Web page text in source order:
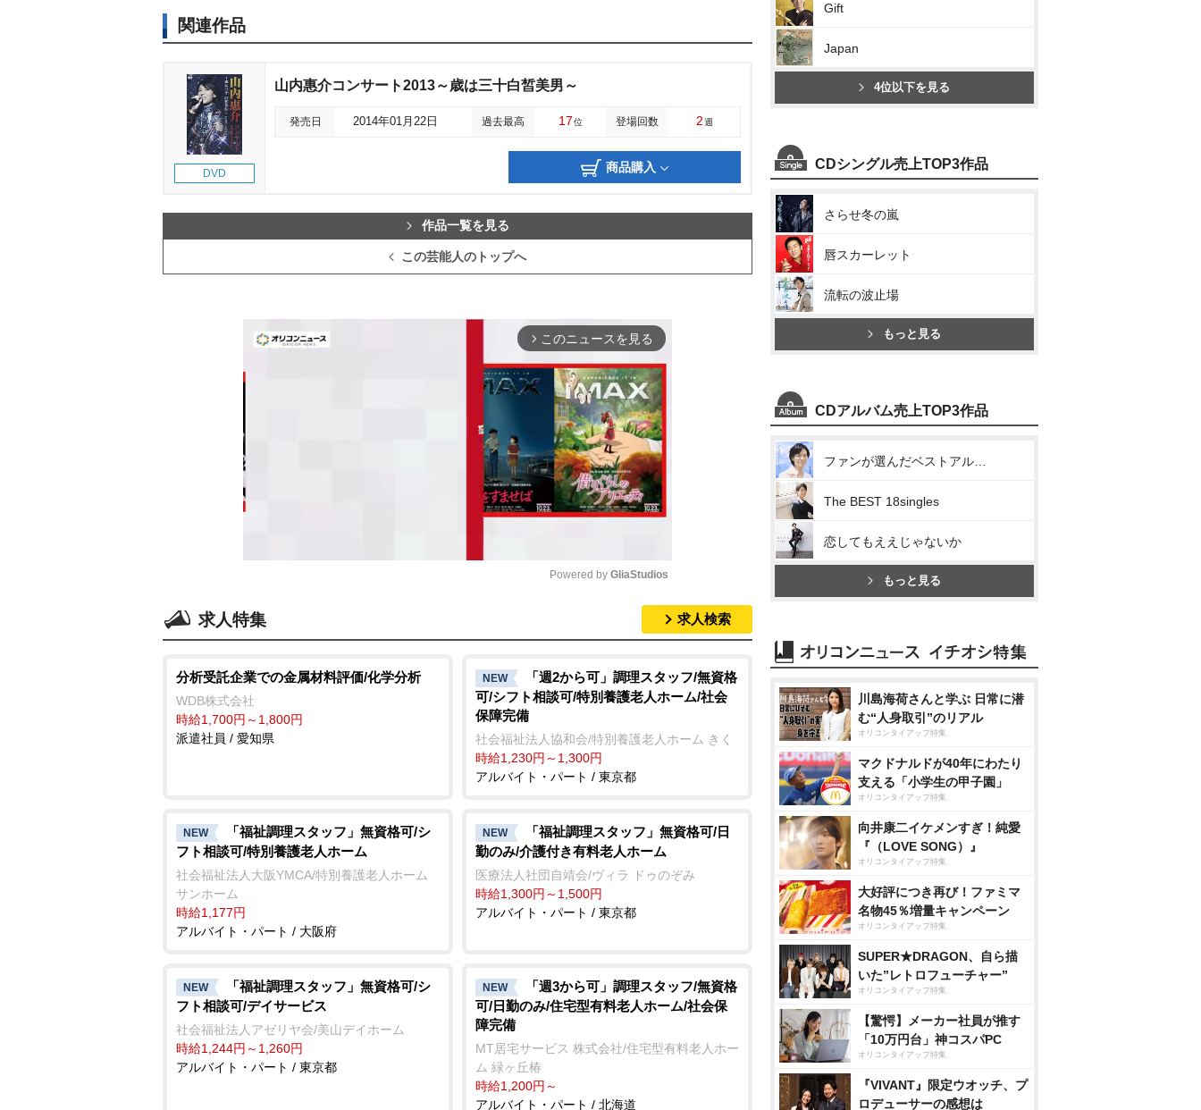
関連作品
DVD
山内惠介コンサート2013～歳は三十白皙美男～
発売日 2014年01月22日 過去最高 17位 登場回数 2週
商品購入
作品一覧を見る
この芸能人のトップへ
arrow_forward_ios このニュースを見る
t
e
Powered by GliaStudios
求人特集 求人検索
分析受託企業での金属材料評価/化学分析
WDB株式会社
時給1,700円～1,800円
派遣社員 / 愛知県
NEW
「週2から可」調理スタッフ/無資格
可/シフト相談可/特別養護老人ホーム/社会
保障完備
社会福祉法人協和会/特別養護老人ホーム きく
時給1,230円～1,300円
アルバイト・パート / 東京都
NEW
「福祉調理スタッフ」無資格可/シ
フト相談可/特別養護老人ホーム
社会福祉法人大阪YMCA/特別養護老人ホーム
サンホーム
時給1,177円
アルバイト・パート / 大阪府
NEW
「福祉調理スタッフ」無資格可/日
勤のみ/介護付き有料老人ホーム
医療法人社団自靖会/ヴィラ ドゥのぞみ
時給1,300円～1,500円
アルバイト・パート / 東京都
NEW
「福祉調理スタッフ」無資格可/シ
フト相談可/デイサービス
社会福祉法人アゼリヤ会/美山デイホーム
時給1,244円～1,260円
アルバイト・パート / 東京都
NEW
「週3から可」調理スタッフ/無資格
可/日勤のみ/住宅型有料老人ホーム/社会保
障完備
MT居宅サービス 株式会社/住宅型有料老人ホー
ム 緑ヶ丘椿
時給1,200円～
アルバイト・パート / 北海道
Gift
Japan
4位以下を見る
CDシングル売上TOP3作品
さらせ冬の嵐
唇スカーレット
流転の波止場
もっと見る
CDアルバム売上TOP3作品
The BEST 18singles
恋してもええじゃないか
もっと見る
川島海荷さんと学ぶ 日常に潜
む“人身取引”のリアル
オリコンタイアップ特集
マクドナルドが40年にわたり
支える「小学生の甲子園」
オリコンタイアップ特集
向井康二イケメンすぎ！純愛
『（LOVE SONG）』
オリコンタイアップ特集
大好評につき再び！ファミマ
名物45％増量キャンペーン
オリコンタイアップ特集
SUPER★DRAGON、自ら描
いた”レトロフューチャー”
オリコンタイアップ特集
【驚愕】メーカー社員が推す
「10万円台」神コスパPC
オリコンタイアップ特集
『VIVANT』限定ウオッチ、プ
ロデューサーの感想は